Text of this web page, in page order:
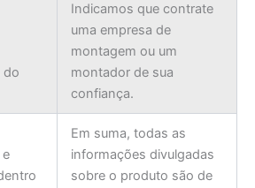
do
Indicamos que contrate
uma empresa de
montagem ou um
montador de sua
confiança.
Em suma, todas as
informações divulgadas
sobre o produto são de